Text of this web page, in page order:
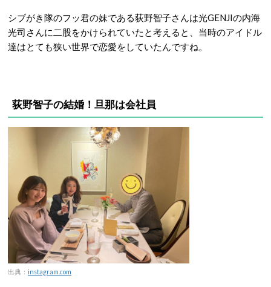
シブがき隊のフッ君の妹である荻野智子さんは光GENJIの内海
光司さんに二股をかけられていたと考えると、当時のアイドル
達はとても狭い世界で恋愛をしていたんですね。
荻野智子の結婚！旦那は会社員
出典： instagram.com